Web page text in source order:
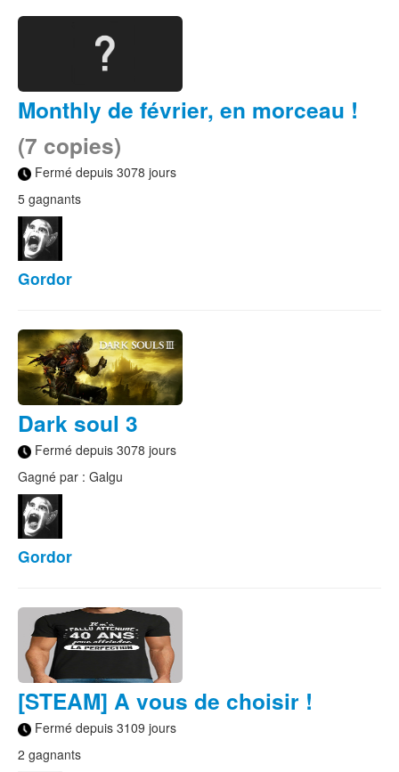
Monthly de février, en morceau !
(7 copies)
Fermé depuis 3078 jours
5 gagnants
Gordor
Dark soul 3
Fermé depuis 3078 jours
Gagné par : Galgu
Gordor
[STEAM] A vous de choisir !
Fermé depuis 3109 jours
2 gagnants